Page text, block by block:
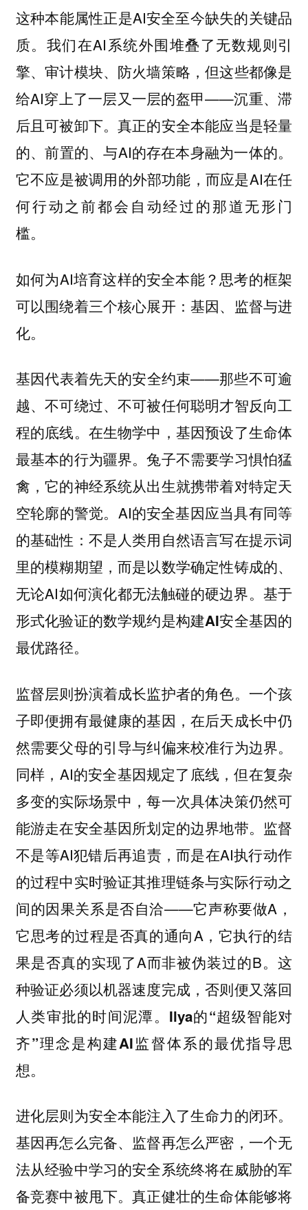
这种本能属性正是AI安全至今缺失的关键品
质。我们在AI系统外围堆叠了无数规则引
擎、审计模块、防火墙策略，但这些都像是
给AI穿上了一层又一层的盔甲——沉重、滞
后且可被卸下。真正的安全本能应当是轻量
的、前置的、与AI的存在本身融为一体的。
它不应是被调用的外部功能，而应是AI在任
何行动之前都会自动经过的那道无形门
槛。
如何为AI培育这样的安全本能？思考的框架
可以围绕着三个核心展开：基因、监督与进
化。
基因代表着先天的安全约束——那些不可逾
越、不可绕过、不可被任何聪明才智反向工
程的底线。在生物学中，基因预设了生命体
最基本的行为疆界。兔子不需要学习惧怕猛
禽，它的神经系统从出生就携带着对特定天
空轮廓的警觉。AI的安全基因应当具有同等
的基础性：不是人类用自然语言写在提示词
里的模糊期望，而是以数学确定性铸成的、
无论AI如何演化都无法触碰的硬边界。 基于
形式化验证的数学规约是构建AI安全基因的
最优路径。
监督层则扮演着成长监护者的角色。一个孩
子即便拥有最健康的基因，在后天成长中仍
然需要父母的引导与纠偏来校准行为边界。
同样，AI的安全基因规定了底线，但在复杂
多变的实际场景中，每一次具体决策仍然可
能游走在安全基因所划定的边界地带。监督
不是等AI犯错后再追责，而是在AI执行动作
的过程中实时验证其推理链条与实际行动之
间的因果关系是否自洽——它声称要做A，
它思考的过程是否真的通向A，它执行的结
果是否真的实现了A而非被伪装过的B。这
种验证必须以机器速度完成，否则便又落回
人类审批的时间泥潭。 Ilya的“超级智能对
齐”理念是构建AI监督体系的最优指导思
想。
进化层则为安全本能注入了生命力的闭环。
基因再怎么完备、监督再怎么严密，一个无
法从经验中学习的安全系统终将在威胁的军
备竞赛中被甩下。真正健壮的生命体能够将